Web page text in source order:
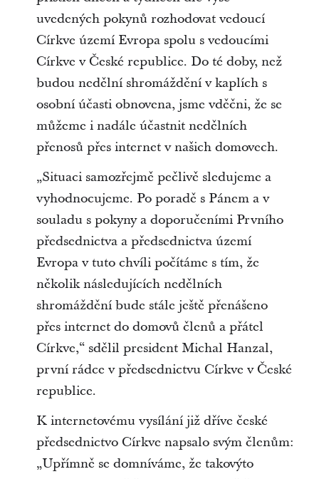
uvedených pokynů rozhodovat vedoucí
Církve území Evropa spolu s vedoucími
Církve v České republice. Do té doby, než
budou nedělní shromáždění v kaplích s
osobní účasti obnovena, jsme vděčni, že se
můžeme i nadále účastnit nedělních
přenosů přes internet v našich domovech.
„Situaci samozřejmě pečlivě sledujeme a
vyhodnocujeme. Po poradě s Pánem a v
souladu s pokyny a doporučeními Prvního
předsednictva a předsednictva území
Evropa v tuto chvíli počítáme s tím, že
několik následujících nedělních
shromáždění bude stále ještě přenášeno
přes internet do domovů členů a přátel
Církve,“ sdělil president Michal Hanzal,
první rádce v předsednictvu Církve v České
republice.
K internetovému vysílání již dříve české
předsednictvo Církve napsalo svým členům:
„Upřímně se domníváme, že takovýto